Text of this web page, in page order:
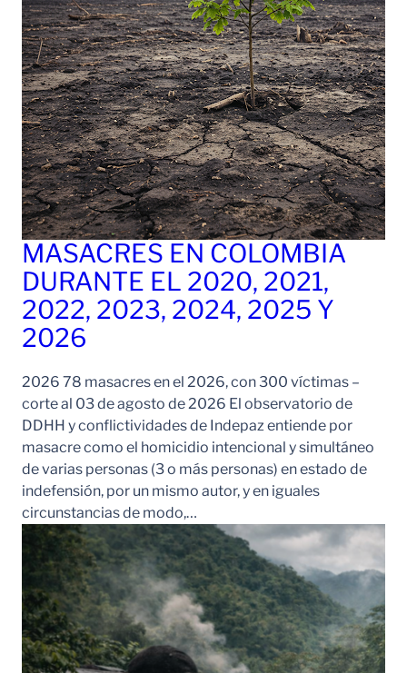
MASACRES EN COLOMBIA
DURANTE EL 2020, 2021,
2022, 2023, 2024, 2025 Y
2026
2026 78 masacres en el 2026, con 300 víctimas –
corte al 03 de agosto de 2026 El observatorio de
DDHH y conflictividades de Indepaz entiende por
masacre como el homicidio intencional y simultáneo
de varias personas (3 o más personas) en estado de
indefensión, por un mismo autor, y en iguales
circunstancias de modo,…